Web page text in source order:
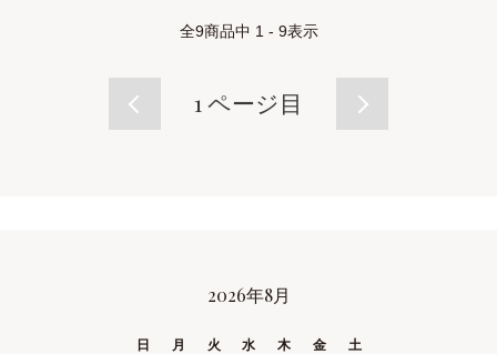
全9商品中 1 - 9表示
1 ページ目
2026年8月
日 月 火 水 木 金
土